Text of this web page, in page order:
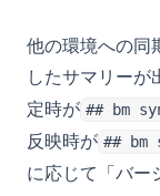
他の環境への同
したサマリーが
定時が ## bm
反映時が ## bm
に応じて「バー